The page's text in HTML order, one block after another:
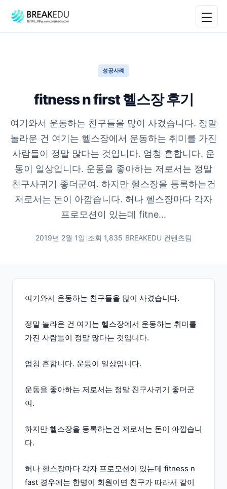
성공사례
fitness n first 헬스장 후기
여기와서 운동하는 친구들을 많이 사겼습니다. 정말
놀라운 건 여기는 헬스장에서 운동하는 취미를 가진
사람들이 정말 많다는 것입니다. 엄청 흔합니다. 운
동이 일상입니다. 운동을 좋아하는 저로서는 정말
친구사귀기 좋더군여. 하지만 헬스장을 등록하는건
저로서는 돈이 아깝습니다. 허나 헬스장마다 각자
프로모션이 있는데 fitne...
2019년 2월 1일 조회 1,835 BREAKEDU 컨텐츠팀
여기와서 운동하는 친구들을 많이 사겼습니다.
정말 놀라운 건 여기는 헬스장에서 운동하는 취미를
가진 사람들이 정말 많다는 것입니다.
엄청 흔합니다. 운동이 일상입니다.
운동을 좋아하는 저로서는 정말 친구사귀기 좋더군
여.
하지만 헬스장을 등록하는건 저로서는 돈이 아깝습니
다.
허나 헬스장마다 각자 프로모션이 있는데 fitness n
fast 경우에는 한명이 회원이면 친구가 따라서 같이